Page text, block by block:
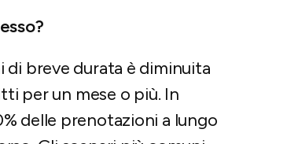
di breve durata è diminuita
per un mese o più. In
delle prenotazioni a lungo